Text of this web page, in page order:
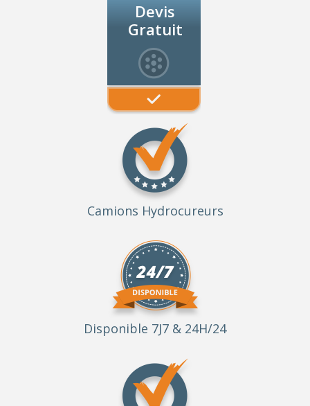
Devis
Gratuit
Camions Hydrocureurs
Disponible 7J7 & 24H/24